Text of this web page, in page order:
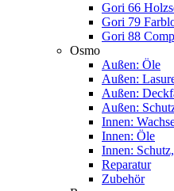
Gori 66
Gori 79
Gori 88
Osmo
Außen: Öle
Außen:
Außen:
Außen:
Innen:
Innen: Öle
Innen:
Reparatur
Zubehör